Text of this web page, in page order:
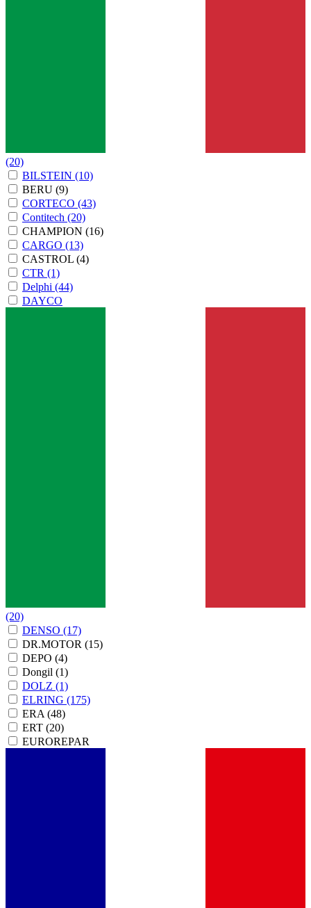
(20)
BILSTEIN (10)
BERU (9)
CORTECO (43)
Contitech (20)
CHAMPION (16)
CARGO (13)
CASTROL (4)
CTR (1)
Delphi (44)
DAYCO
(20)
DENSO (17)
DR.MOTOR (15)
DEPO (4)
Dongil (1)
DOLZ (1)
ELRING (175)
ERA (48)
ERT (20)
EUROREPAR